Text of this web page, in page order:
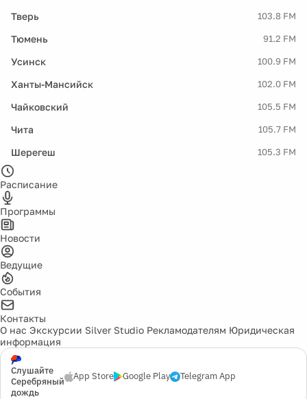
Тверь 103.8 FM
Тюмень 91.2 FM
Усинск 100.9 FM
Ханты-Мансийск 102.0 FM
Чайковский 105.5 FM
Чита 105.7 FM
Шерегеш 105.3 FM
Расписание
Программы
Новости
Ведущие
События
Контакты
О нас Экскурсии Silver Studio Рекламодателям Юридическая
информация
Слушайте
Серебряный
дождь
App Store Google Play Telegram App